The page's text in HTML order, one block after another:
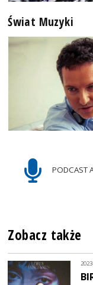
Świat Muzyki
PODCAST
Zobacz także